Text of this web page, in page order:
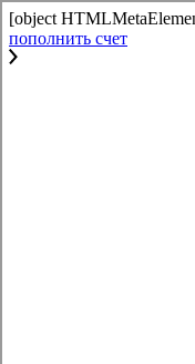
[object
пополнить счет